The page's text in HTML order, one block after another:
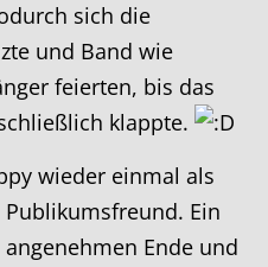
sich die
und Band wie
feierten, bis das
klappte.
wieder einmal als
Ein
Ende und